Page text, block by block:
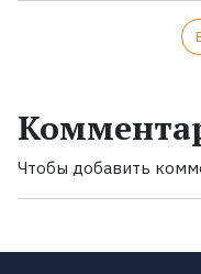
Чтобы добавить